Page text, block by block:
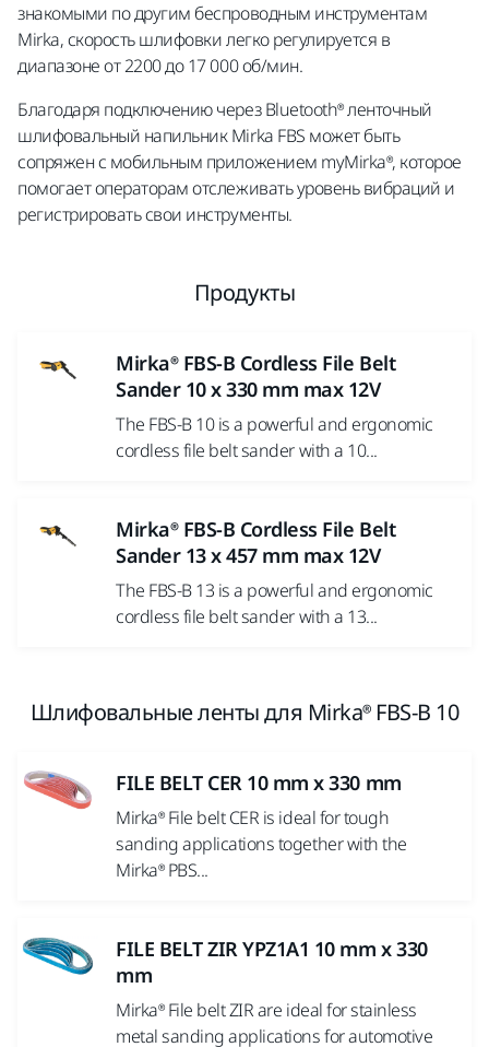
знакомыми по другим беспроводным инструментам
Mirka, скорость шлифовки легко регулируется в
диапазоне от 2200 до 17 000 об/мин.
Благодаря подключению через Bluetooth® ленточный
шлифовальный напильник Mirka FBS может быть
сопряжен с мобильным приложением myMirka®, которое
помогает операторам отслеживать уровень вибраций и
регистрировать свои инструменты.
Продукты
Mirka® FBS-B Cordless File Belt
Sander 10 x 330 mm max 12V
The FBS-B 10 is a powerful and ergonomic
cordless file belt sander with a 10...
Mirka® FBS-B Cordless File Belt
Sander 13 x 457 mm max 12V
The FBS-B 13 is a powerful and ergonomic
cordless file belt sander with a 13...
Шлифовальные ленты для Mirka® FBS-B 10
FILE BELT CER 10 mm x 330 mm
Mirka® File belt CER is ideal for tough
sanding applications together with the
Mirka® PBS...
FILE BELT ZIR YPZ1A1 10 mm x 330
mm
Mirka® File belt ZIR are ideal for stainless
metal sanding applications for automotive